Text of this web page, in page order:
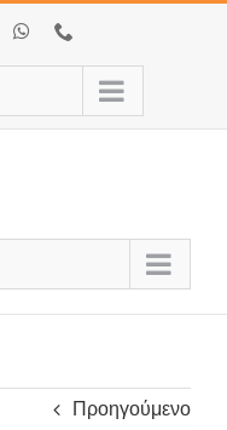
WhatsApp
Προηγούμενο